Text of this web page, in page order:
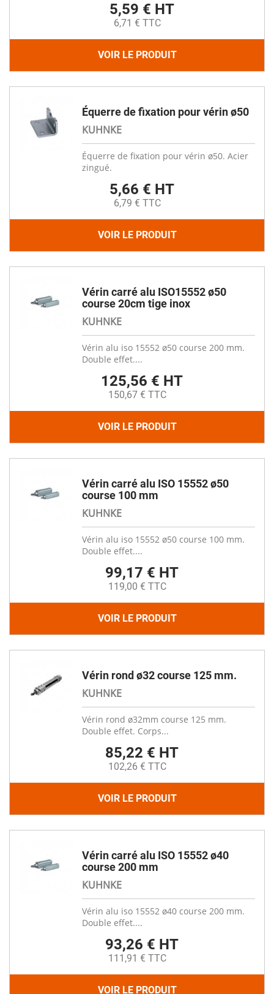
5,59 € HT
6,71 € TTC
VOIR LE PRODUIT
Équerre de fixation pour vérin ø50
KUHNKE
Équerre de fixation pour vérin ø50. Acier
zingué.
5,66 € HT
6,79 € TTC
VOIR LE PRODUIT
Vérin carré alu ISO15552 ø50
course 20cm tige inox
KUHNKE
Vérin alu iso 15552 ø50 course 200 mm.
Double effet....
125,56 € HT
150,67 € TTC
VOIR LE PRODUIT
Vérin carré alu ISO 15552 ø50
course 100 mm
KUHNKE
Vérin alu iso 15552 ø50 course 100 mm.
Double effet....
99,17 € HT
119,00 € TTC
VOIR LE PRODUIT
Vérin rond ø32 course 125 mm.
KUHNKE
Vérin rond ø32mm course 125 mm.
Double effet. Corps...
85,22 € HT
102,26 € TTC
VOIR LE PRODUIT
Vérin carré alu ISO 15552 ø40
course 200 mm
KUHNKE
Vérin alu iso 15552 ø40 course 200 mm.
Double effet....
93,26 € HT
111,91 € TTC
VOIR LE PRODUIT